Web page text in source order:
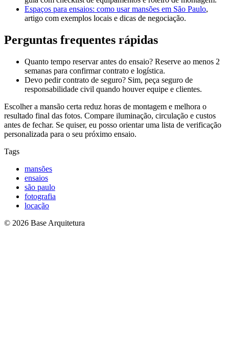
Espaços para ensaios: como usar mansões em São Paulo,
artigo com exemplos locais e dicas de negociação.
Perguntas frequentes rápidas
Quanto tempo reservar antes do ensaio? Reserve ao menos 2
semanas para confirmar contrato e logística.
Devo pedir contrato de seguro? Sim, peça seguro de
responsabilidade civil quando houver equipe e clientes.
Escolher a mansão certa reduz horas de montagem e melhora o
resultado final das fotos. Compare iluminação, circulação e custos
antes de fechar. Se quiser, eu posso orientar uma lista de verificação
personalizada para o seu próximo ensaio.
Tags
mansões
ensaios
são paulo
fotografia
locação
© 2026 Base Arquitetura